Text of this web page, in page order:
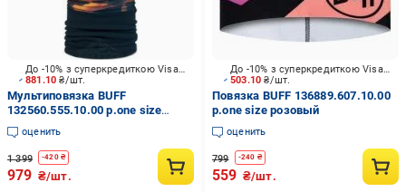
881.10₴/шт.
До -10% з суперкредиткою Visa Вигода
Мультиповязка BUFF
132560.555.10.00 р.one size
разноцветный
оценить
1 399 -420₴
979 ₴/шт.
503.10₴/шт.
До -10% з суперкредиткою Visa Вигода
Повязка BUFF 136889.607.10.00
р.one size розовый
оценить
799 -240 ₴
559 ₴/шт.